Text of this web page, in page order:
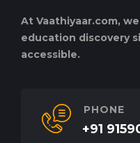
At Vaathiyaar.com,
education discovery
accessible.
PHONE
+91